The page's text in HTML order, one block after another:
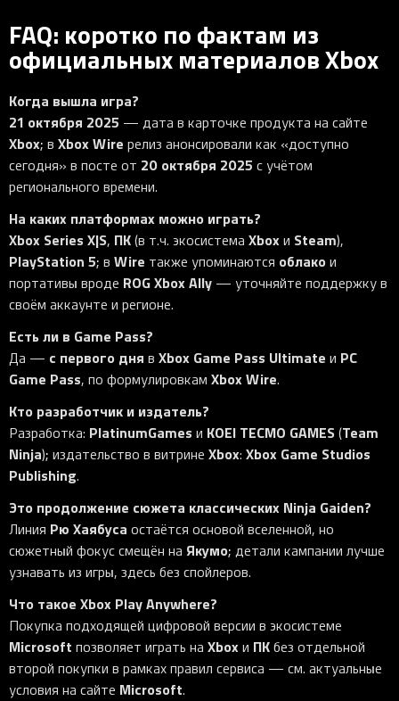
FAQ: коротко по фактам из
официальных материалов Xbox
Когда вышла игра?
21 октября 2025 — дата в карточке продукта на сайте
Xbox; в Xbox Wire релиз анонсировали как «доступно
сегодня» в посте от 20 октября 2025 с учётом
регионального времени.
На каких платформах можно играть?
Xbox Series X|S, ПК(в т.ч. экосистема Xboxи Steam),
PlayStation 5; в Wire также упоминаются облакои
портативы вроде ROG Xbox Ally — уточняйте поддержку в
своём аккаунте и регионе.
Есть ли в Game Pass?
Да — с первого дня в Xbox Game Pass Ultimate и PC
Game Pass, по формулировкам Xbox Wire.
Кто разработчик и издатель?
Разработка: PlatinumGames и KOEI TECMO GAMES(Team
Ninja); издательство в витрине Xbox: Xbox Game Studios
Publishing.
Это продолжение сюжета классических Ninja Gaiden?
Линия Рю Хаябуса остаётся основой вселенной, но
сюжетный фокус смещён на Якумо; детали кампании лучше
узнавать из игры, здесь без спойлеров.
Что такое Xbox Play Anywhere?
Покупка подходящей цифровой версии в экосистеме
Microsoft позволяет играть на Xboxи ПКбез отдельной
второй покупки в рамках правил сервиса — см. актуальные
условия на сайте Microsoft.